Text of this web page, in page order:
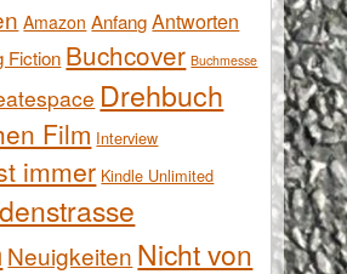
Amazon Anfang Antworten
Fiction Buchcover Buchmesse
Drehbuch
Film Interview
immer Kindle Unlimited
Neuigkeiten Nicht von